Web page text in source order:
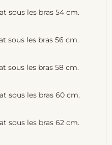
sous les bras 54 cm.
sous les bras 56 cm.
sous les bras 58 cm.
sous les bras 60 cm.
sous les bras 62 cm.